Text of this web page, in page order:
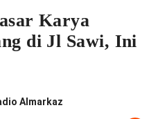
Karya
di Jl Sawi, Ini
Almarkaz